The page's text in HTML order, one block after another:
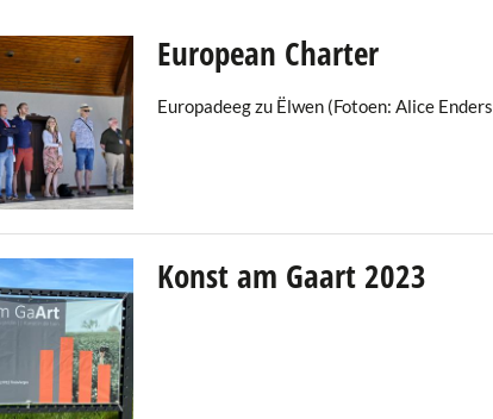
European Charter
Europadeeg zu Ëlwen (Fotoen: Alice
Konst am Gaart 2023